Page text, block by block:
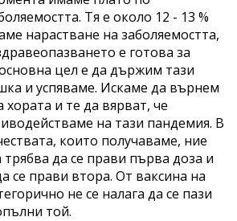
Тя е около 12 - 13 %
нарастване на заболяемостта,
е готова за
цел е да държим тази
и успяваме. Искаме да върнем
хората и те да вярват, че
на тази пандемия. В
които получаваме, ние
трябва да се прави първа доза и
се прави втора. От ваксина на
не се налага да се пази
той.